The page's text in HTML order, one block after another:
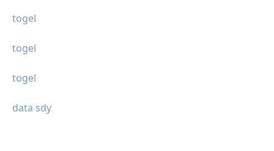
togel
togel
togel
data sdy